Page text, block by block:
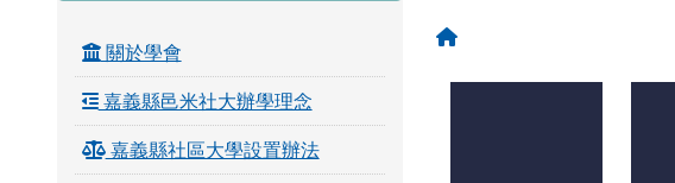
關於學會
嘉義縣邑米社大辦學理念
嘉義縣社區大學設置辦法
回首頁